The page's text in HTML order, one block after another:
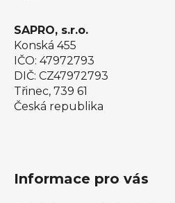
SAPRO, s.r.o.
Konská 455
IČO: 47972793
DIČ: CZ47972793
Třinec, 739 61
Česká republika
Informace pro vás